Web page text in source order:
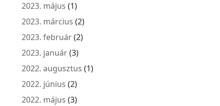
2023. május (1)
2023. március (2)
2023. február(2)
2023. január(3)
2022. augusztus (1)
2022. június (2)
2022. május (3)